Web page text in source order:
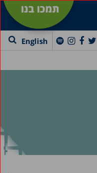
תמכו בנו
English